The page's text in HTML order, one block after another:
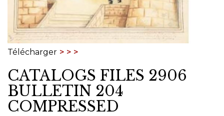
Télécharger
CATALOGS FILES 2906
BULLETIN 204
COMPRESSED